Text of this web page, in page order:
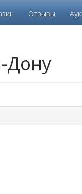
Отзывы
Дону